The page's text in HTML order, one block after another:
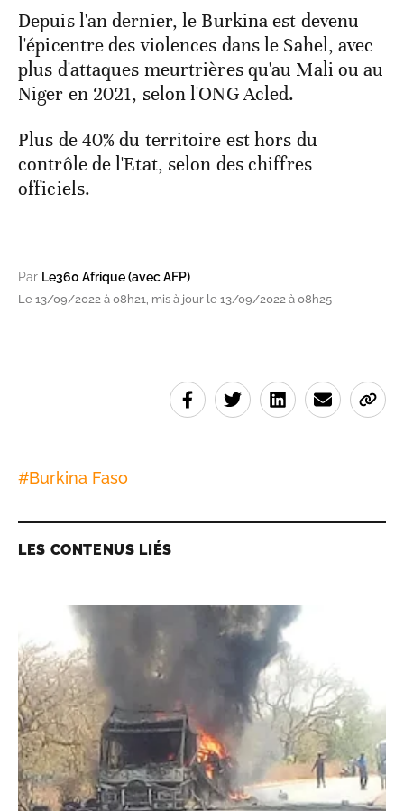
Depuis l'an dernier, le Burkina est devenu
l'épicentre des violences dans le Sahel, avec
plus d'attaques meurtrières qu'au Mali ou au
Niger en 2021, selon l'ONG Acled.
Plus de 40% du territoire est hors du
contrôle de l'Etat, selon des chiffres
officiels.
Par Le360 Afrique (avec AFP)
Le 13/09/2022 à 08h21, mis à jour le 13/09/2022 à 08h25
#Burkina Faso
LES CONTENUS LIÉS